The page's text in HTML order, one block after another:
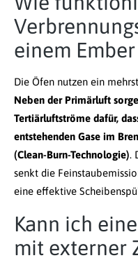
einem
Die Öfen nutzen ein
Neben der Primärluft
Tertiärluftströme dafür,
entstehenden Gase im
(Clean-Burn-Technologie).
senkt die
eine effektive
Kann ich
mit externer